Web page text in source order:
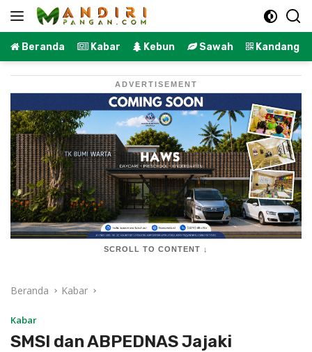
Langsung
Beranda Kabar Kebun Sawah Kandang
ADVERTISEMENT
SCROLL TO CONTENT ↓
Beranda Kabar
Kabar
SMSI dan ABPEDNAS Jajaki